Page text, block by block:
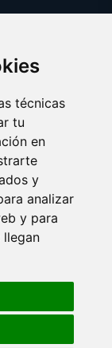
técnicas
tu
en
y
analizar
y para